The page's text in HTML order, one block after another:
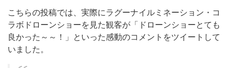
こちらの投稿では、実際にラグーナイルミネーション・コ
ラボドローンショーを見た観客が「ドローンショーとても
良かった～～！」といった感動のコメントをツイートして
いました。